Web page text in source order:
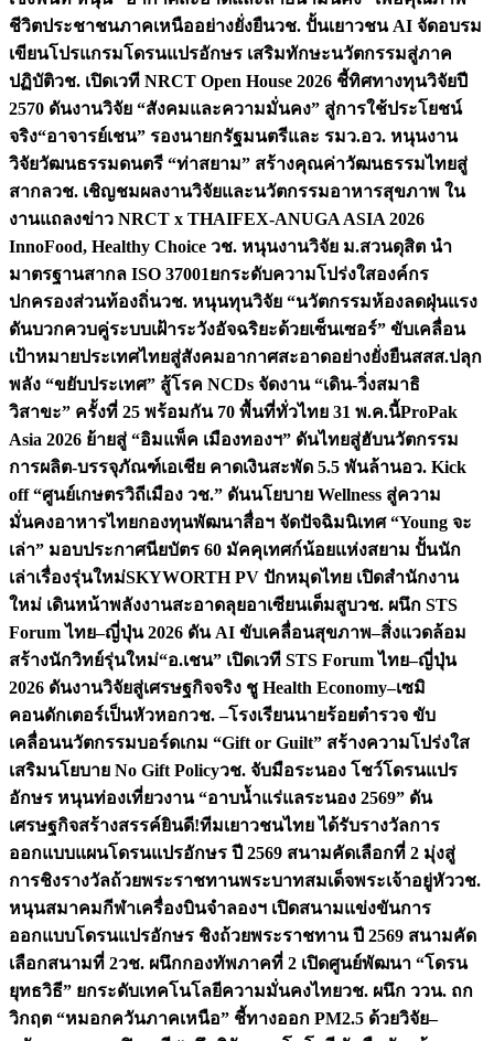
ชีวิตประชาชนภาคเหนืออย่างยั่งยืนวช. ปั้นเยาวชน AI จัดอบรม
เขียนโปรแกรมโดรนแปรอักษร เสริมทักษะนวัตกรรมสู่ภาค
ปฏิบัติวช. เปิดเวที NRCT Open House 2026 ชี้ทิศทางทุนวิจัยปี
2570 ดันงานวิจัย “สังคมและความมั่นคง” สู่การใช้ประโยชน์
จริง“อาจารย์เชน” รองนายกรัฐมนตรีและ รมว.อว. หนุนงาน
วิจัยวัฒนธรรมดนตรี “ท่าสยาม” สร้างคุณค่าวัฒนธรรมไทยสู่
สากลวช. เชิญชมผลงานวิจัยและนวัตกรรมอาหารสุขภาพ ใน
งานแถลงข่าว NRCT x THAIFEX-ANUGA ASIA 2026
InnoFood, Healthy Choice วช. หนุนงานวิจัย ม.สวนดุสิต นำ
มาตรฐานสากล ISO 37001ยกระดับความโปร่งใสองค์กร
ปกครองส่วนท้องถิ่นวช. หนุนทุนวิจัย “นวัตกรรมห้องลดฝุ่นแรง
ดันบวกควบคู่ระบบเฝ้าระวังอัจฉริยะด้วยเซ็นเซอร์” ขับเคลื่อน
เป้าหมายประเทศไทยสู่สังคมอากาศสะอาดอย่างยั่งยืนสสส.ปลุก
พลัง “ขยับประเทศ” สู้โรค NCDs จัดงาน “เดิน-วิ่งสมาธิ
วิสาขะ” ครั้งที่ 25 พร้อมกัน 70 พื้นที่ทั่วไทย 31 พ.ค.นี้ProPak
Asia 2026 ย้ายสู่ “อิมแพ็ค เมืองทองฯ” ดันไทยสู่ฮับนวัตกรรม
การผลิต-บรรจุภัณฑ์เอเชีย คาดเงินสะพัด 5.5 พันล้านอว. Kick
off “ศูนย์เกษตรวิถีเมือง วช.” ดันนโยบาย Wellness สู่ความ
มั่นคงอาหารไทยกองทุนพัฒนาสื่อฯ จัดปัจฉิมนิเทศ “Young จะ
เล่า” มอบประกาศนียบัตร 60 มัคคุเทศก์น้อยแห่งสยาม ปั้นนัก
เล่าเรื่องรุ่นใหม่SKYWORTH PV ปักหมุดไทย เปิดสำนักงาน
ใหม่ เดินหน้าพลังงานสะอาดลุยอาเซียนเต็มสูบวช. ผนึก STS
Forum ไทย–ญี่ปุ่น 2026 ดัน AI ขับเคลื่อนสุขภาพ–สิ่งแวดล้อม
สร้างนักวิทย์รุ่นใหม่“อ.เชน” เปิดเวที STS Forum ไทย–ญี่ปุ่น
2026 ดันงานวิจัยสู่เศรษฐกิจจริง ชู Health Economy–เซมิ
คอนดักเตอร์เป็นหัวหอกวช. –โรงเรียนนายร้อยตำรวจ ขับ
เคลื่อนนวัตกรรมบอร์ดเกม “Gift or Guilt” สร้างความโปร่งใส
เสริมนโยบาย No Gift Policyวช. จับมือระนอง โชว์โดรนแปร
อักษร หนุนท่องเที่ยวงาน “อาบน้ำแร่แลระนอง 2569” ดัน
เศรษฐกิจสร้างสรรค์ยินดี!ทีมเยาวชนไทย ได้รับรางวัลการ
ออกแบบแผนโดรนแปรอักษร ปี 2569 สนามคัดเลือกที่ 2 มุ่งสู่
การชิงรางวัลถ้วยพระราชทานพระบาทสมเด็จพระเจ้าอยู่หัววช.
หนุนสมาคมกีฬาเครื่องบินจำลองฯ เปิดสนามแข่งขันการ
ออกแบบโดรนแปรอักษร ชิงถ้วยพระราชทาน ปี 2569 สนามคัด
เลือกสนามที่ 2วช. ผนึกกองทัพภาคที่ 2 เปิดศูนย์พัฒนา “โดรน
ยุทธวิธี” ยกระดับเทคโนโลยีความมั่นคงไทยวช. ผนึก ววน. ถก
วิกฤต “หมอกควันภาคเหนือ” ชี้ทางออก PM2.5 ด้วยวิจัย–